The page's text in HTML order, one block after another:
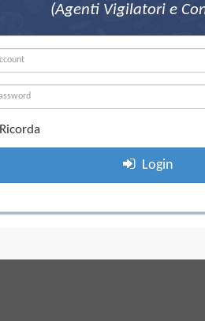
(Agenti Vigilatori e
Ricorda
Login